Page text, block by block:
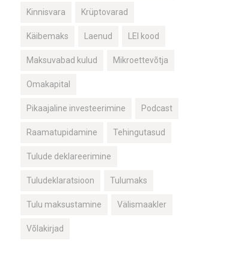
Kinnisvara Krüptovarad
Käibemaks Laenud LEI kood
Maksuvabad kulud Mikroettevõtja
Omakapital
Pikaajaline investeerimine Podcast
Raamatupidamine Tehingutasud
Tulude deklareerimine
Tuludeklaratsioon Tulumaks
Tulu maksustamine Välismaakler
Võlakirjad